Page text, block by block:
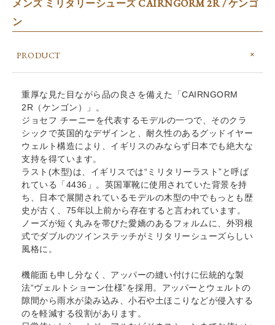
メンズ ミリタリーシューズ CAIRNGORM 2R / ケンゴ
ン
PRODUCT
重厚な見た目ながら品の良さを備えた「CAIRNGORM
2R（ケンゴン）」。
ジョセフ チーニーを代表するモデルの一つで、そのクラ
シックで英国的なデザインと、耐久性のあるグッドイヤー
ウェルト構造により、イギリスのみならず日本でも絶大な
支持を得ています。
ラスト(木型)は、イギリスでは“ミリタリーラスト”と呼ば
れている「4436」。英国軍靴に使用されていた背景を持
ち、日本で展開されているモデルの木型の中でもっとも歴
史が古く、75年以上前から存在すると言われています。
ノーズが短く丸みを帯びた愛嬌のあるフォルムに、外羽根
式でダブルのツインステッチがミリタリーシューズらしい
風格に。
機能面も申し分なく、アッパーの縫い付けに伝統的な製
法“ヴェルトショーン仕様”を採用。アッパーとウェルトの
隙間から雨水が染み込み、小石や土ほこりなどが侵入する
のを軽減する役割があります。